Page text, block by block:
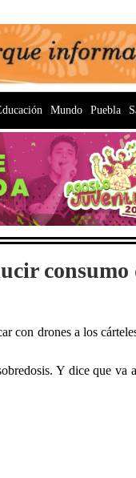
Mundo Puebla
consumo
con drones a los
Y dice que